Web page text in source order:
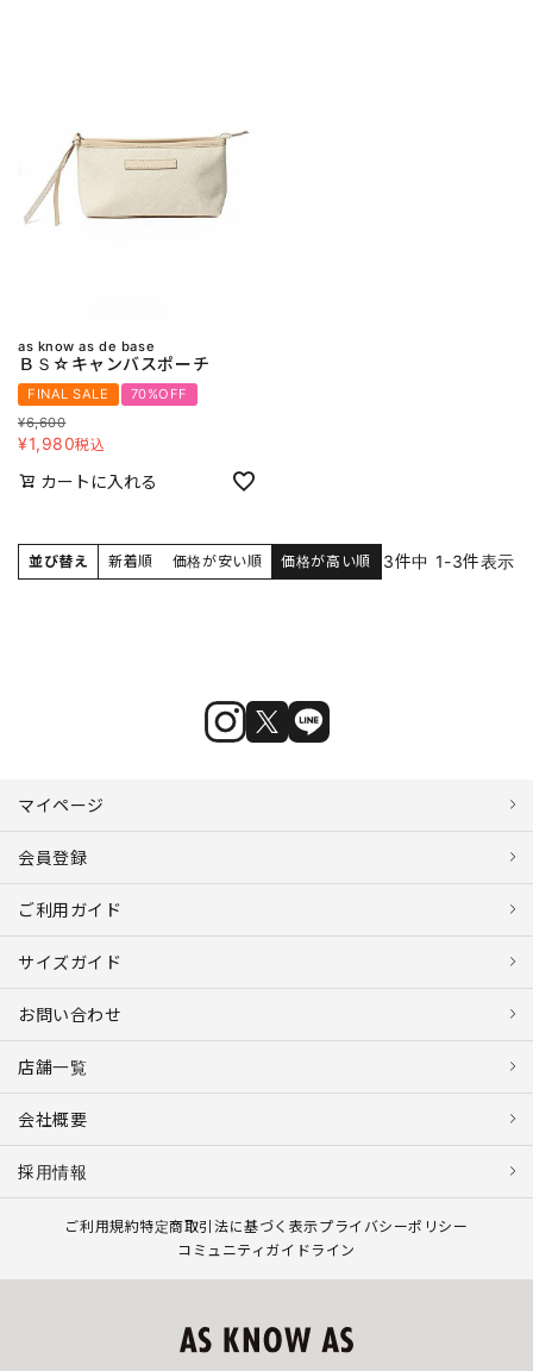
as know as de base
ＢＳ☆キャンバスポーチ
FINAL SALE
70%OFF
¥6,600
¥1,980税込
カートに入れる
並び替え 新着順 価格が安い順 価格が高い順 3件中 1-3件表示
マイページ
会員登録
ご利用ガイド
サイズガイド
お問い合わせ
店舗一覧
会社概要
採用情報
ご利用規約特定商取引法に基づく表示プライバシーポリシー
コミュニティガイドライン